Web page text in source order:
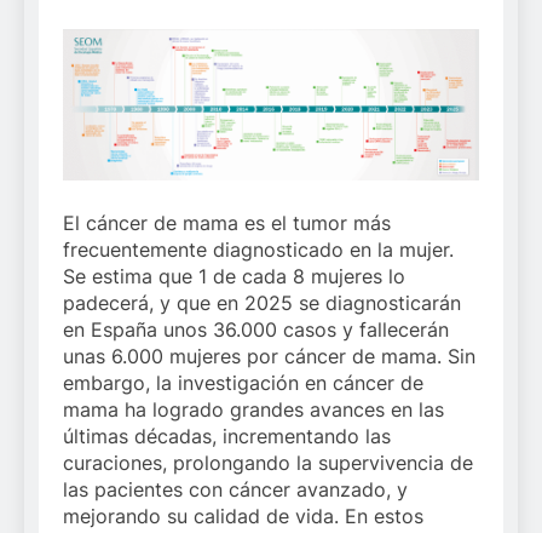
El cáncer de mama es el tumor más
frecuentemente diagnosticado en la mujer.
Se estima que 1 de cada 8 mujeres lo
padecerá, y que en 2025 se diagnosticarán
en España unos 36.000 casos y fallecerán
unas 6.000 mujeres por cáncer de mama. Sin
embargo, la investigación en cáncer de
mama ha logrado grandes avances en las
últimas décadas, incrementando las
curaciones, prolongando la supervivencia de
las pacientes con cáncer avanzado, y
mejorando su calidad de vida. En estos